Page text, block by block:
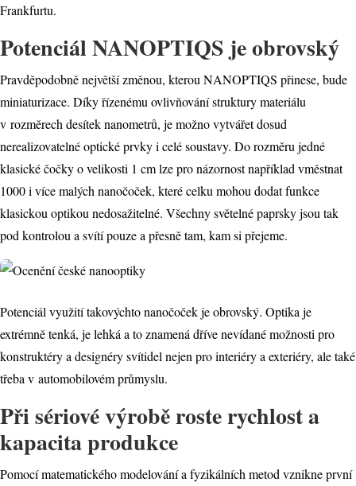
Frankfurtu.
Potenciál NANOPTIQS je obrovský
Pravděpodobně největší změnou, kterou NANOPTIQS přinese, bude
miniaturizace. Díky řízenému ovlivňování struktury materiálu
v rozměrech desítek nanometrů, je možno vytvářet dosud
nerealizovatelné optické prvky i celé soustavy. Do rozměru jedné
klasické čočky o velikosti 1 cm lze pro názornost například vměstnat
1000 i více malých nanočoček, které celku mohou dodat funkce
klasickou optikou nedosažitelné. Všechny světelné paprsky jsou tak
pod kontrolou a svítí pouze a přesně tam, kam si přejeme.
Potenciál využití takovýchto nanočoček je obrovský. Optika je
extrémně tenká, je lehká a to znamená dříve nevídané možnosti pro
konstruktéry a designéry svítidel nejen pro interiéry a exteriéry, ale také
třeba v automobilovém průmyslu.
Při sériové výrobě roste rychlost a
kapacita produkce
Pomocí matematického modelování a fyzikálních metod vznikne první